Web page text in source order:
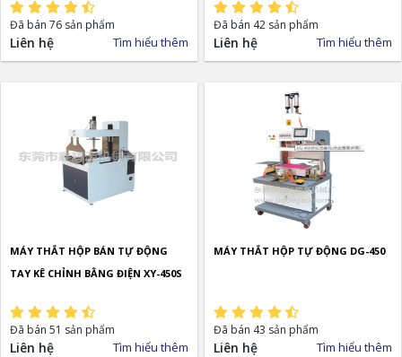
Đã bán 76 sản phẩm
Liên hệ Tìm hiểu thêm
Đã bán 42 sản phẩm
Liên hệ Tìm hiểu thêm
MÁY THẮT HỘP BÁN TỰ ĐỘNG
TAY KÊ CHỈNH BẰNG ĐIỆN XY-450S
Đã bán 51 sản phẩm
Liên hệ Tìm hiểu thêm
MÁY THẮT HỘP TỰ ĐỘNG DG-450
Đã bán 43 sản phẩm
Liên hệ Tìm hiểu thêm